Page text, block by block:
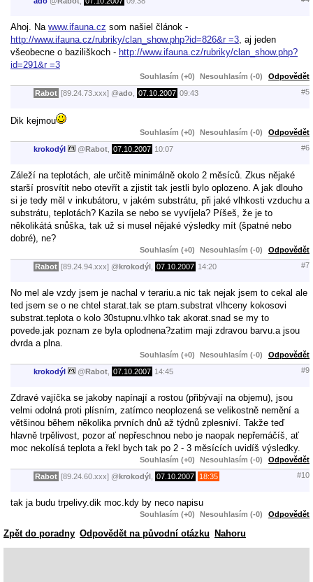
Ahoj. Na www.ifauna.cz som našiel článok -
http://www.ifauna.cz/rubriky/clan_show.php?id=826&r =3 , aj jeden
všeobecne o baziliškoch - http://www.ifauna.cz/rubriky/clan_show.php?
id=291&r =3
Souhlasím (+0) Nesouhlasím (-0) Odpovědět
Rabot [89.24.73.xxx] @ado 07.10.2007 09:43 #5
Dik kejmou
Souhlasím (+0) Nesouhlasím (-0) Odpovědět
krokodýl @Rabot 07.10.2007 10:07 #6
Záleží na teplotách, ale určitě minimálně okolo 2 měsíců. Zkus nějaké
starší prosvítit nebo otevřít a zjistit tak jestli bylo oplozeno. A jak dlouho
si je tedy měl v inkubátoru, v jakém substrátu, při jaké vlhkosti vzduchu a
substrátu, teplotách? Kazila se nebo se vyvíjela? Píšeš, že je to
několikátá snůška, tak už si musel nějaké výsledky mít (špatné nebo
dobré), ne?
Souhlasím (+0) Nesouhlasím (-0) Odpovědět
Rabot [89.24.94.xxx] @krokodýl 07.10.2007 14:20 #7
No mel ale vzdy jsem je nachal v terariu.a nic tak nejak jsem to cekal ale
ted jsem se o ne chtel starat.tak se ptam.substrat vlhceny kokosovi
substrat.teplota o kolo 30stupnu.vlhko tak akorat.snad se my to
povede.jak poznam ze byla oplodnena?zatim maji zdravou barvu.a jsou
dvrda a plna.
Souhlasím (+0) Nesouhlasím (-0) Odpovědět
krokodýl @Rabot 07.10.2007 14:45 #9
Zdravé vajíčka se jakoby napínají a rostou (přibývají na objemu), jsou
velmi odolná proti plísním, zatímco neoplozená se velikostně nemění a
většinou během několika prvních dnů až týdnů zplesniví. Takže teď
hlavně trpělivost, pozor ať nepřeschnou nebo je naopak nepřemáčíš, ať
moc nekolísá teplota a řekl bych tak po 2 - 3 měsících uvidíš výsledky.
Souhlasím (+0) Nesouhlasím (-0) Odpovědět
Rabot [89.24.60.xxx] @krokodýl 07.10.2007 18:35 #10
tak ja budu trpelivy.dik moc.kdy by neco napisu
Souhlasím (+0) Nesouhlasím (-0) Odpovědět
Zpět do poradny Odpovědět na původní otázku Nahoru